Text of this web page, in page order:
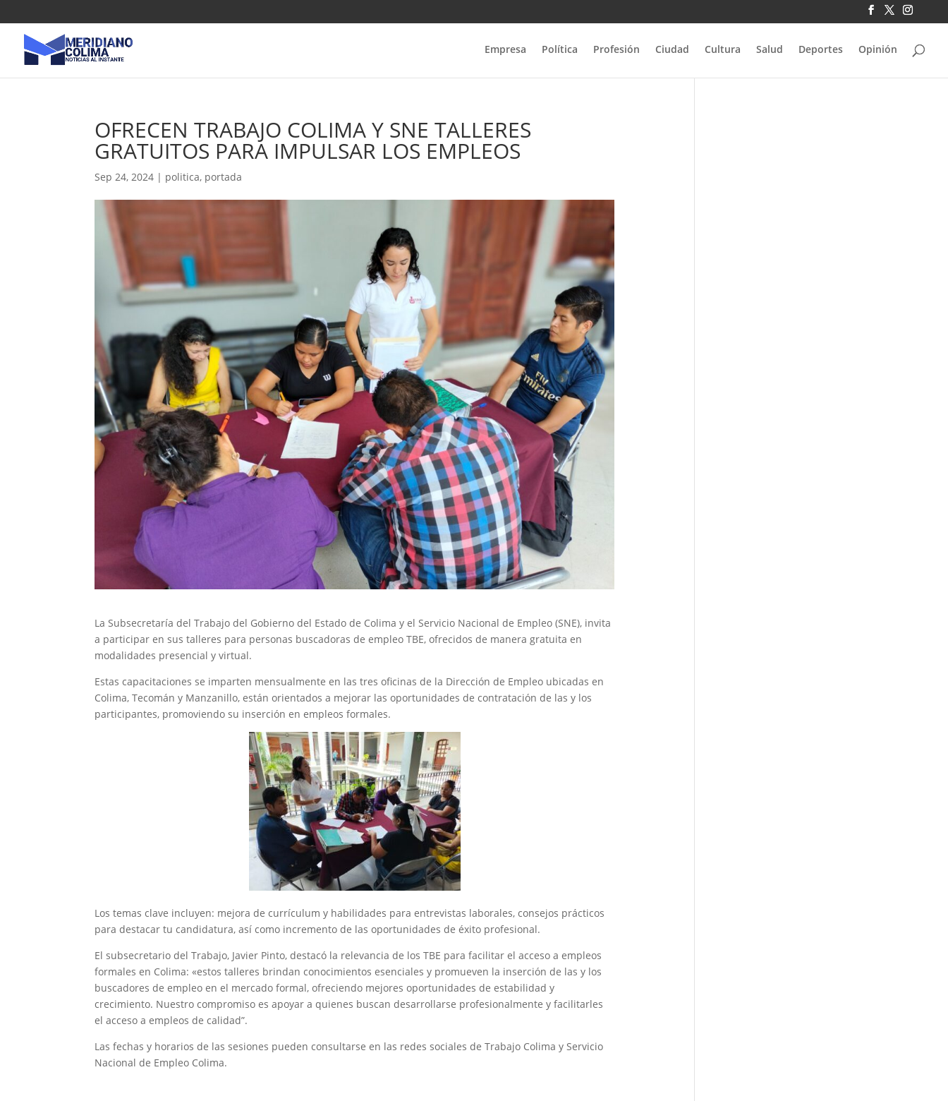
Empresa Política Profesión Ciudad Cultura Salud Deportes Opinión
OFRECEN TRABAJO COLIMA Y SNE TALLERES
GRATUITOS PARA IMPULSAR LOS EMPLEOS
Sep 24, 2024 | politica, portada
La Subsecretaría del Trabajo del Gobierno del Estado de Colima y el Servicio Nacional de Empleo (SNE), invita
a participar en sus talleres para personas buscadoras de empleo TBE, ofrecidos de manera gratuita en
modalidades presencial y virtual.
Estas capacitaciones se imparten mensualmente en las tres oficinas de la Dirección de Empleo ubicadas en
Colima, Tecomán y Manzanillo, están orientados a mejorar las oportunidades de contratación de las y los
participantes, promoviendo su inserción en empleos formales.
Los temas clave incluyen: mejora de currículum y habilidades para entrevistas laborales, consejos prácticos
para destacar tu candidatura, así como incremento de las oportunidades de éxito profesional.
El subsecretario del Trabajo, Javier Pinto, destacó la relevancia de los TBE para facilitar el acceso a empleos
formales en Colima: «estos talleres brindan conocimientos esenciales y promueven la inserción de las y los
buscadores de empleo en el mercado formal, ofreciendo mejores oportunidades de estabilidad y
crecimiento. Nuestro compromiso es apoyar a quienes buscan desarrollarse profesionalmente y facilitarles
el acceso a empleos de calidad”.
Las fechas y horarios de las sesiones pueden consultarse en las redes sociales de Trabajo Colima y Servicio
Nacional de Empleo Colima.